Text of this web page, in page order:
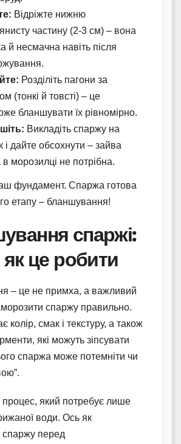
Відріжте нижню
частину (2-3 см) – вона
й несмачна навіть після
Розділіть пагони за
(тонкі й товсті) – це
бланшувати їх рівномірно.
Викладіть спаржу на
і дайте обсохнути – зайва
в морозилці не потрібна.
фундамент. Спаржа готова
етапу – бланшування!
спаржі:
як це робити
– це не примха, а важливий
спаржу правильно.
колір, смак і текстуру, а також
які можуть зіпсувати
спаржа може потемніти чи
який потребує лише
води. Ось як
перед